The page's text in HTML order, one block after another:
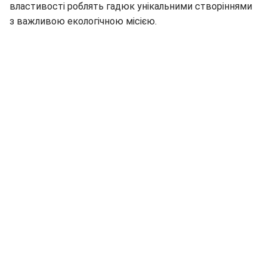
властивості роблять гадюк унікальними створіннями
з важливою екологічною місією.